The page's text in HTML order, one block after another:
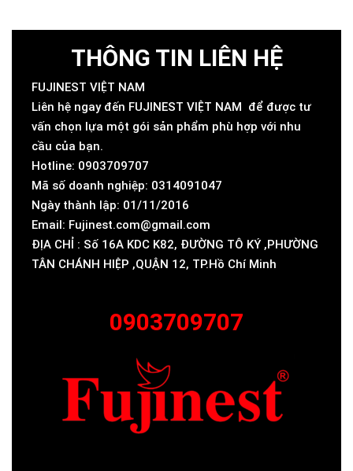
THÔNG TIN LIÊN HỆ
FUJINEST VIỆT NAM
Liên hệ ngay đến FUJINEST VIỆT NAM để được tư
vấn chọn lựa một gói sản phẩm phù hợp với nhu
cầu của bạn.
Hotline: 0903709707
Mã số doanh nghiệp: 0314091047
Ngày thành lập: 01/11/2016
Email: Fujinest.com@gmail.com
ĐỊA CHỈ : Số 16A KDC K82, ĐƯỜNG TÔ KÝ ,PHƯỜNG
TÂN CHÁNH HIỆP ,QUẬN 12, TP.Hồ Chí Minh
0903709707